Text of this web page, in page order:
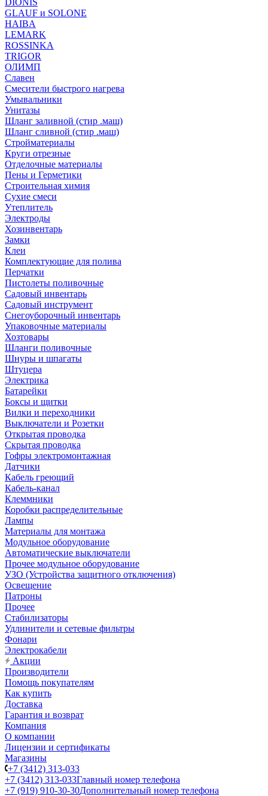
DIONIS
GLAUF и SOLONE
HAIBA
LEMARK
ROSSINKA
TRIGOR
ОЛИМП
Славен
Смесители быстрого нагрева
Умывальники
Унитазы
Шланг заливной (стир .маш)
Шланг сливной (стир .маш)
Стройматериалы
Круги отрезные
Отделочные материалы
Пены и Герметики
Строительная химия
Сухие смеси
Утеплитель
Электроды
Хозинвентарь
Замки
Клеи
Комплектующие для полива
Перчатки
Пистолеты поливочные
Садовый инвентарь
Садовый инструмент
Снегоуборочный инвентарь
Упаковочные материалы
Хозтовары
Шланги поливочные
Шнуры и шпагаты
Штуцера
Электрика
Батарейки
Боксы и щитки
Вилки и переходники
Выключатели и Розетки
Открытая проводка
Скрытая проводка
Гофры электромонтажная
Датчики
Кабель греющий
Кабель-канал
Клеммники
Коробки распределительные
Лампы
Материалы для монтажа
Модульное оборудование
Автоматические выключатели
Прочее модульное оборудование
УЗО (Устройства защитного отключения)
Освещение
Патроны
Прочее
Стабилизаторы
Удлинители и сетевые фильтры
Фонари
Электрокабели
Акции
Производители
Помощь покупателям
Как купить
Доставка
Гарантия и возврат
Компания
О компании
Лицензии и сертификаты
Магазины
+7 (3412) 313-033
+7 (3412) 313-033Главный номер телефона
+7 (919) 910-30-30Дополнительный номер телефона